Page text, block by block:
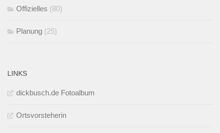
Offizielles (80)
Planung (25)
LINKS
dickbusch.de Fotoalbum
Ortsvorsteherin